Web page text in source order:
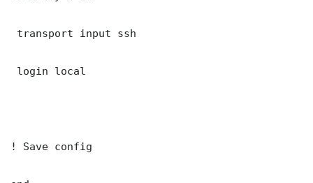
transport input ssh
login local
! Save config